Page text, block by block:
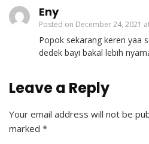
Eny
Posted on December 24, 2021
Popok sekarang keren yaa
dedek bayi bakal lebih
Leave a Reply
Your email address will not be
marked *